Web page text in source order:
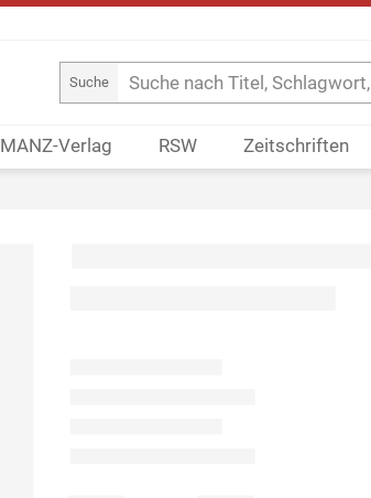
Suche
MANZ-Verlag RSW Zeitschriften